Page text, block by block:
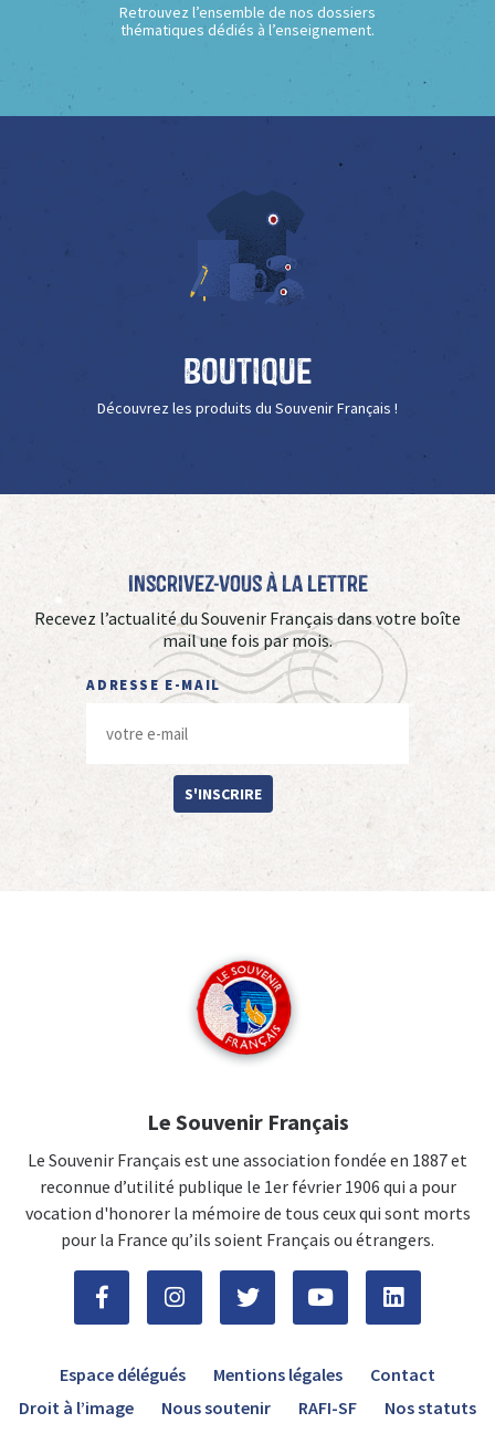
Retrouvez l’ensemble de nos dossiers
thématiques dédiés à l’enseignement.
Boutique
Découvrez les produits du Souvenir Français !
Inscrivez-vous à La Lettre
Recevez l’actualité du Souvenir Français dans votre boîte
mail une fois par mois.
ADRESSE E-MAIL
S'INSCRIRE
Le Souvenir Français
Le Souvenir Français est une association fondée en 1887 et
reconnue d’utilité publique le 1er février 1906 qui a pour
vocation d'honorer la mémoire de tous ceux qui sont morts
pour la France qu’ils soient Français ou étrangers.
Espace délégués Mentions légales
Contact
Droit à l’image
Nous soutenir RAFI-SF Nos statuts